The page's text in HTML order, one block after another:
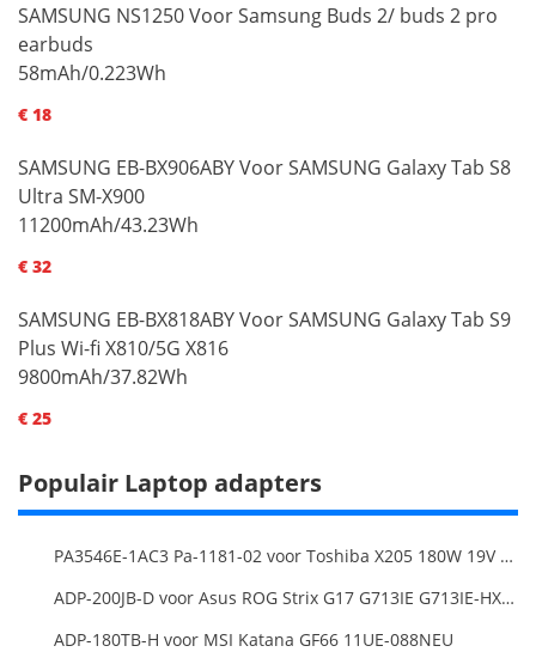
SAMSUNG NS1250 Voor Samsung Buds 2/ buds 2 pro
earbuds
58mAh/0.223Wh
€ 18
SAMSUNG EB-BX906ABY Voor SAMSUNG Galaxy Tab S8
Ultra SM-X900
11200mAh/43.23Wh
€ 32
SAMSUNG EB-BX818ABY Voor SAMSUNG Galaxy Tab S9
Plus Wi-fi X810/5G X816
9800mAh/37.82Wh
€ 25
Populair Laptop adapters
PA3546E-1AC3 Pa-1181-02 voor Toshiba X205 180W 19V 9.5A Laptop DC Charger Power Supply
ADP-200JB-D voor Asus ROG Strix G17 G713IE G713IE-HX002W
ADP-180TB-H voor MSI Katana GF66 11UE-088NEU